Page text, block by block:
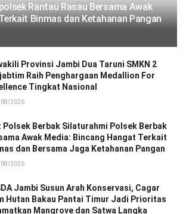
Rantau Rasau Bersama Awak
Binmas dan Ketahanan Pangan
Provinsi Jambi Dua Taruni SMKN 2
Raih Penghargaan Medallion For
Tingkat Nasional
2026
Polsek Berbak Silaturahmi Polsek Berbak
Awak Media: Bincang Hangat Terkait
dan Bersama Jaga Ketahanan Pangan
2026
Jambi Susun Arah Konservasi, Cagar
Hutan Bakau Pantai Timur Jadi Prioritas
Mangrove dan Satwa Langka